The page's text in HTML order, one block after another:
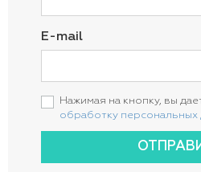
E-mail
Нажимая на кнопку, вы
обработку персональных